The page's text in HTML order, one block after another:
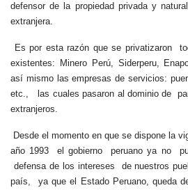
defensor de la propiedad privada y
extranjera.
Es por esta razón que se privatizaron
existentes: Minero Perú, Siderperu,
así mismo las empresas de servicios:
etc., las cuales pasaron al dominio de
extranjeros.
Desde el momento en que se dispone la
año 1993 el gobierno peruano ya no
defensa de los intereses de nuestros
país, ya que el Estado Peruano, queda